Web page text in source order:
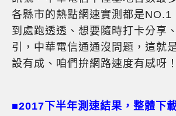
各縣市的熱點網速實測都是NO.1
到處跑透透、想要隨時打卡分享
引，中華電信通通沒問題，這就
設有成、咱們拚網路速度有感呀！
■2017下半年測速結果，整體下